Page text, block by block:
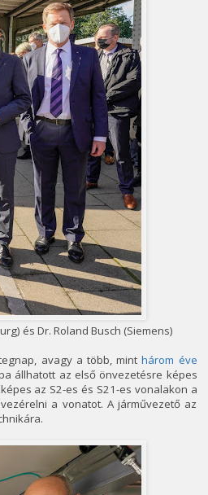
és Dr. Roland Busch (Siemens)
avagy a több, minthárom éve
állhatott az első önvezetésre képes
képes az S2-es és S21-es vonalakon a
a vonatot. A járművezető az